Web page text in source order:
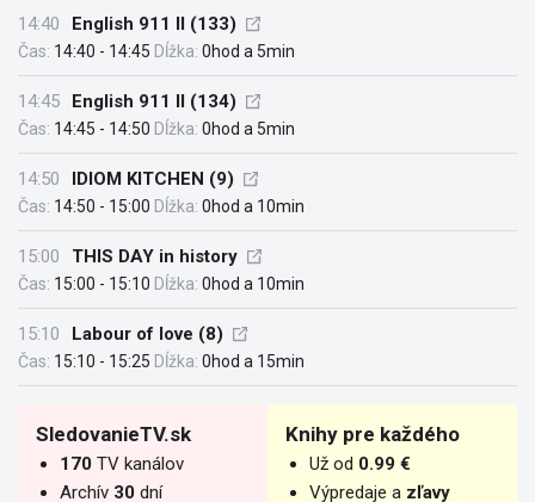
14:40 English 911 II (133)
Čas: 14:40 - 14:45 Dĺžka: 0hod a 5min
14:45 English 911 II (134)
Čas: 14:45 - 14:50 Dĺžka: 0hod a 5min
14:50 IDIOM KITCHEN (9)
Čas: 14:50 - 15:00 Dĺžka: 0hod a 10min
15:00 THIS DAY in history
Čas: 15:00 - 15:10 Dĺžka: 0hod a 10min
15:10 Labour of love (8)
Čas: 15:10 - 15:25 Dĺžka: 0hod a 15min
SledovanieTV.sk
170 TV kanálov
Archív 30 dní
Knihy pre každého
Už od 0.99 €
Výpredaje a zľavy